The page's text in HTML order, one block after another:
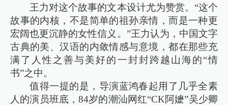
王力对这个故事的文本设计尤为赞赏。“这个
故事的内核，不是简单的祖孙亲情，而是一种更
宏阔也更沉静的女性信义。”王力认为，中国文字
古典的美、汉语的内敛情感与意境，都在那些充
满了人性之善与美好的一封封跨越山海的“情
书”之中。
值得一提的是，导演蓝鸿春起用了几乎全素
人的演员班底，84岁的潮汕网红“CK阿嬷”吴少卿